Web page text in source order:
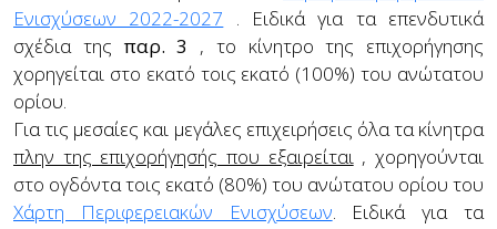
Ενισχύσεων 2022-2027 . Ειδικά για τα επενδυτικά
σχέδια της παρ. 3 , το κίνητρο της επιχορήγησης
χορηγείται στο εκατό τοις εκατό (100%) του ανώτατου
ορίου.
Για τις μεσαίες και μεγάλες επιχειρήσεις όλα τα κίνητρα
πλην της επιχορήγησής που εξαιρείται, χορηγούνται
στο ογδόντα τοις εκατό (80%) του ανώτατου ορίου του
Χάρτη Περιφερειακών Ενισχύσεων. Ειδικά για τα